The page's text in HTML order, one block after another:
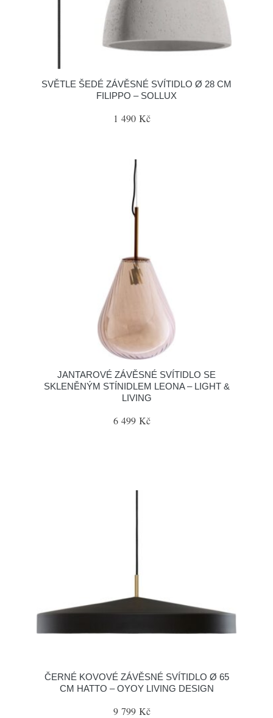
SVĚTLE ŠEDÉ ZÁVĚSNÉ SVÍTIDLO Ø 28 CM
FILIPPO – SOLLUX
1 490 Kč
JANTAROVÉ ZÁVĚSNÉ SVÍTIDLO SE
SKLENĚNÝM STÍNIDLEM LEONA – LIGHT &
LIVING
6 499 Kč
ČERNÉ KOVOVÉ ZÁVĚSNÉ SVÍTIDLO Ø 65
CM HATTO – OYOY LIVING DESIGN
9 799 Kč